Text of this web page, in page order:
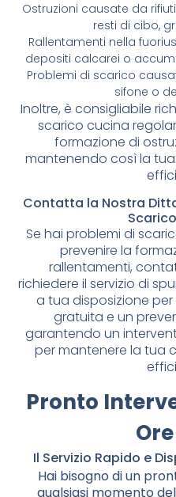
Ostruzioni causate da
resti di cibo,
Rallentamenti nella
depositi calcarei o
Problemi di scarico
sifone o
Inoltre, è consigliabile
scarico cucina
formazione di
mantenendo così la
Contatta la Nostra
Se hai problemi di
prevenire la
rallentamenti,
richiedere il servizio di
a tua disposizione
gratuita e un
garantendo un
per mantenere la tua
Pronto
Il Servizio Rapido e
Hai bisogno di un
qualsiasi momento